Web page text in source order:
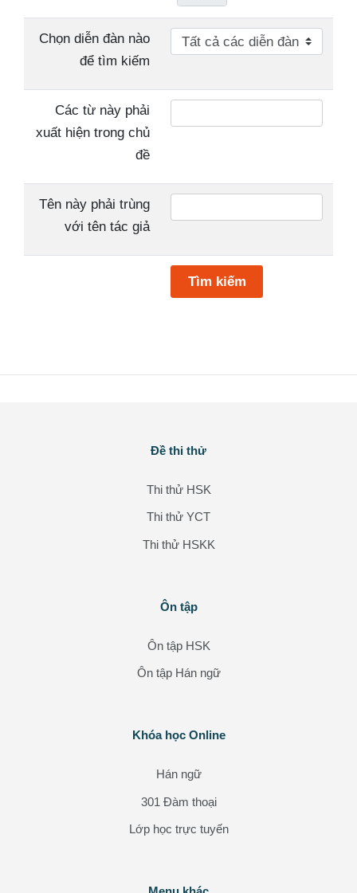
Chọn diễn đàn nào
để tìm kiếm
Các từ này phải
xuất hiện trong chủ
đề
Tên này phải trùng
với tên tác giả
Tìm kiếm
Đề thi thử
Thi thử HSK
Thi thử YCT
Thi thử HSKK
Ôn tập
Ôn tập HSK
Ôn tập Hán ngữ
Bỏ qua Khóa học OnlineKhóa học Online
Hán ngữ
301 Đàm thoại
Lớp học trực tuyến